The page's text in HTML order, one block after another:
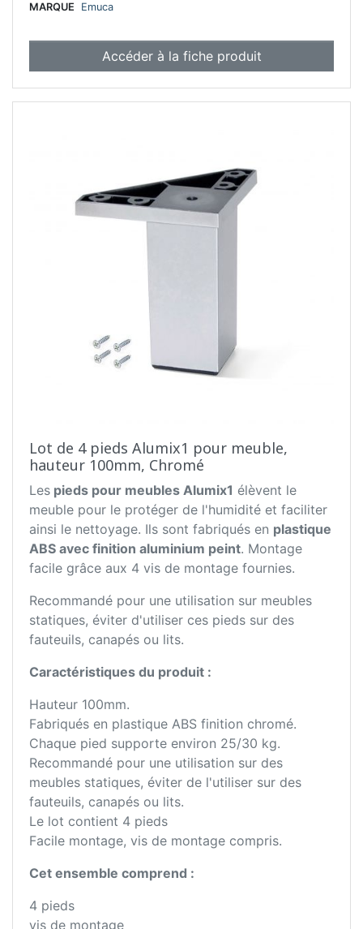
MARQUE
Emuca
Accéder à la fiche produit
Lot de 4 pieds Alumix1 pour meuble,
hauteur 100mm, Chromé
Les pieds pour meubles Alumix1 élèvent le
meuble pour le protéger de l'humidité et faciliter
ainsi le nettoyage. Ils sont fabriqués en plastique
ABS avec finition aluminium peint. Montage
facile grâce aux 4 vis de montage fournies.
Recommandé pour une utilisation sur meubles
statiques, éviter d'utiliser ces pieds sur des
fauteuils, canapés ou lits.
Caractéristiques du produit :
Hauteur 100mm.
Fabriqués en plastique ABS finition chromé.
Chaque pied supporte environ 25/30 kg.
Recommandé pour une utilisation sur des
meubles statiques, éviter de l'utiliser sur des
fauteuils, canapés ou lits.
Le lot contient 4 pieds
Facile montage, vis de montage compris.
Cet ensemble comprend :
4 pieds
vis de montage